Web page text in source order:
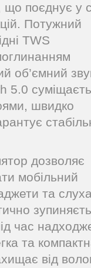
що поєднує у
Потужний
TWS
об’ємний
5.0
швидко
дозволяє
мобільний
та
час
та
від